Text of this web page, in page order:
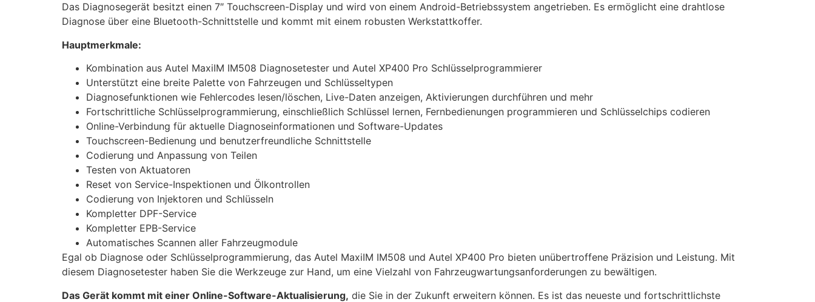
Das Diagnosegerät besitzt einen 7″ Touchscreen-Display und wird von einem Android-Betriebssystem angetrieben. Es ermöglicht eine drahtlose
Diagnose über eine Bluetooth-Schnittstelle und kommt mit einem robusten Werkstattkoffer.
Hauptmerkmale:
Kombination aus Autel MaxiIM IM508 Diagnosetester und Autel XP400 Pro Schlüsselprogrammierer
Unterstützt eine breite Palette von Fahrzeugen und Schlüsseltypen
Diagnosefunktionen wie Fehlercodes lesen/löschen, Live-Daten anzeigen, Aktivierungen durchführen und mehr
Fortschrittliche Schlüsselprogrammierung, einschließlich Schlüssel lernen, Fernbedienungen programmieren und Schlüsselchips codieren
Online-Verbindung für aktuelle Diagnoseinformationen und Software-Updates
Touchscreen-Bedienung und benutzerfreundliche Schnittstelle
Codierung und Anpassung von Teilen
Testen von Aktuatoren
Reset von Service-Inspektionen und Ölkontrollen
Codierung von Injektoren und Schlüsseln
Kompletter DPF-Service
Kompletter EPB-Service
Automatisches Scannen aller Fahrzeugmodule
Egal ob Diagnose oder Schlüsselprogrammierung, das Autel MaxiIM IM508 und Autel XP400 Pro bieten unübertroffene Präzision und Leistung. Mit
diesem Diagnosetester haben Sie die Werkzeuge zur Hand, um eine Vielzahl von Fahrzeugwartungsanforderungen zu bewältigen.
Das Gerät kommt mit einer Online-Software-Aktualisierung, die Sie in der Zukunft erweitern können. Es ist das neueste und fortschrittlichste